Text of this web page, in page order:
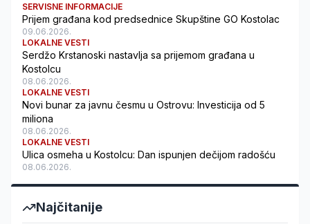
SERVISNE INFORMACIJE
Prijem građana kod predsednice Skupštine GO Kostolac
09.06.2026.
LOKALNE VESTI
Serdžo Krstanoski nastavlja sa prijemom građana u
Kostolcu
08.06.2026.
LOKALNE VESTI
Novi bunar za javnu česmu u Ostrovu: Investicija od 5
miliona
08.06.2026.
LOKALNE VESTI
Ulica osmeha u Kostolcu: Dan ispunjen dečijom radošću
08.06.2026.
Najčitanije